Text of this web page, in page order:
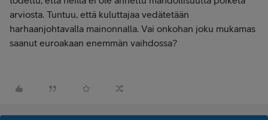
arviosta. Tuntuu, että kuluttajaa vedätetään
harhaanjohtavalla mainonnalla. Vai onkohan joku mukamas
saanut euroakaan enemmän vaihdossa?